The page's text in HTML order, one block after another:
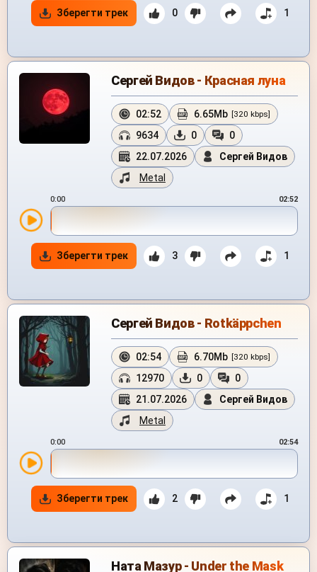
Зберегти трек 0 1
Сергей Видов - Красная луна
02:52 6.65Mb [320 kbps]
9634 0
0
22.07.2026
Сергей Видов
Metal
0:00 02:52
Зберегти трек 3 1
Сергей Видов - Rotkäppchen
02:54 6.70Mb [320 kbps]
12970 0
0
21.07.2026
Сергей Видов
Metal
0:00 02:54
Зберегти трек 2 1
Ната Мазур - Under the Mask